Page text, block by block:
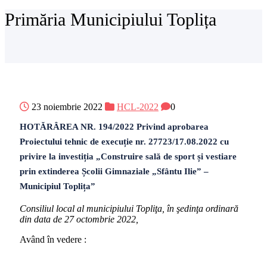
Primăria Municipiului Toplița
23 noiembrie 2022 HCL-2022 0
HOTĂRÂREA NR. 194/2022 Privind aprobarea
Proiectului tehnic de execuție nr. 27723/17.08.2022 cu
privire la investiția „Construire sală de sport și vestiare
prin extinderea Școlii Gimnaziale „Sfântu Ilie” –
Municipiul Toplița”
Consiliul local al municipiului Topliţa, în şedinţa ordinară
din data de 27 octombrie 2022,
Având în vedere :